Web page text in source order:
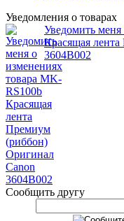
Уведомления о товарах
Уведомить
Красящая
3604B002
Сообщить другу